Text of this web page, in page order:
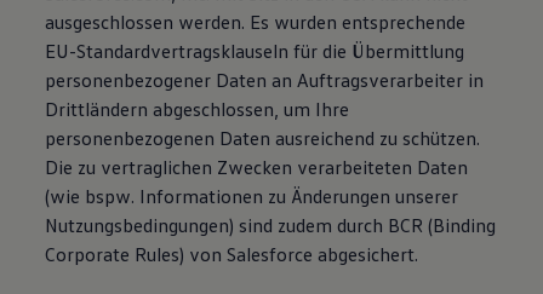
ausgeschlossen werden. Es wurden entsprechende
EU-Standardvertragsklauseln für die Übermittlung
personenbezogener Daten an Auftragsverarbeiter in
Drittländern abgeschlossen, um Ihre
personenbezogenen Daten ausreichend zu schützen.
Die zu vertraglichen Zwecken verarbeiteten Daten
(wie bspw. Informationen zu Änderungen unserer
Nutzungsbedingungen) sind zudem durch BCR (Binding
Corporate Rules) von Salesforce abgesichert.